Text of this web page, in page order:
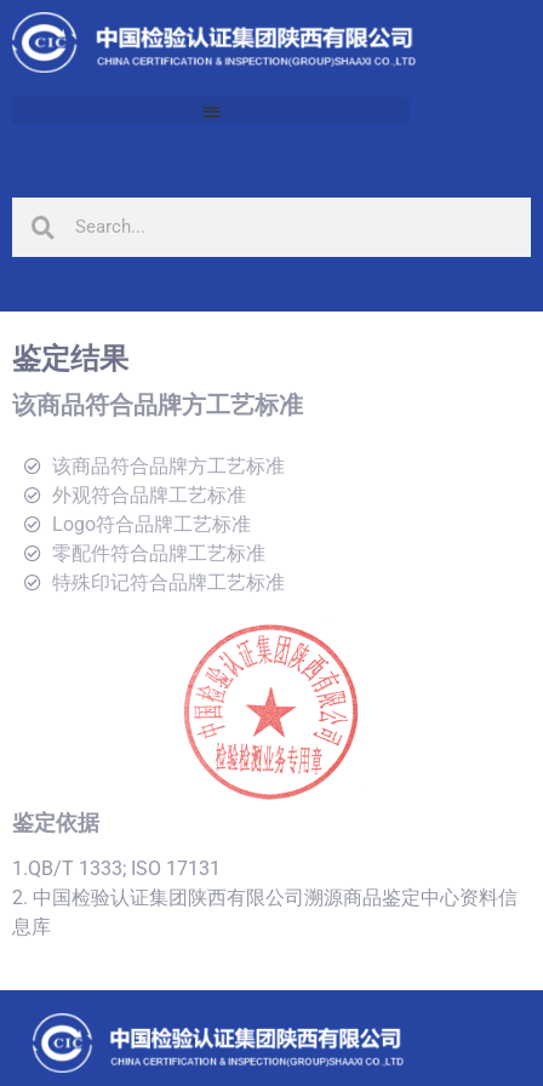
鉴定结果
该商品符合品牌方工艺标准
该商品符合品牌方工艺标准
外观符合品牌工艺标准
Logo符合品牌工艺标准
零配件符合品牌工艺标准
特殊印记符合品牌工艺标准
鉴定依据
1.QB/T 1333; ISO 17131
2. 中国检验认证集团陕西有限公司溯源商品鉴定中心资料信
息库